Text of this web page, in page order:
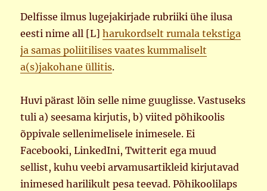
Delfisse ilmus lugejakirjade rubriiki ühe ilusa
eesti nime all [L]harukordselt rumala tekstiga
ja samas poliitilises vaates kummaliselt
a(s)jakohane üllitis.
Huvi pärast lõin selle nime guuglisse. Vastuseks
tuli a) seesama kirjutis, b) viited põhikoolis
õppivale sellenimelisele inimesele. Ei
Facebooki, LinkedIni, Twitterit ega muud
sellist, kuhu veebi arvamusartikleid kirjutavad
inimesed harilikult pesa teevad. Põhikoolilaps